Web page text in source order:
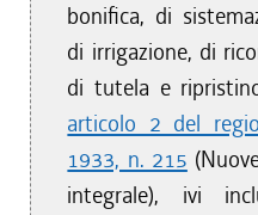
bonifica, di
di irrigazione, di
di tutela e
articolo 2 del
1933, n. 215
integrale), ivi